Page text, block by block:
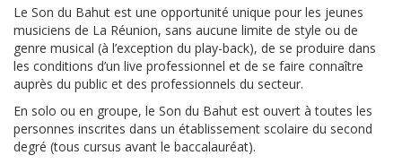
Le Son du Bahut est une opportunité unique pour les jeunes
musiciens de La Réunion, sans aucune limite de style ou de
genre musical (à l’exception du play-back), de se produire dans
les conditions d’un live professionnel et de se faire connaître
auprès du public et des professionnels du secteur.
En solo ou en groupe, le Son du Bahut est ouvert à toutes les
personnes inscrites dans un établissement scolaire du second
degré (tous cursus avant le baccalauréat).